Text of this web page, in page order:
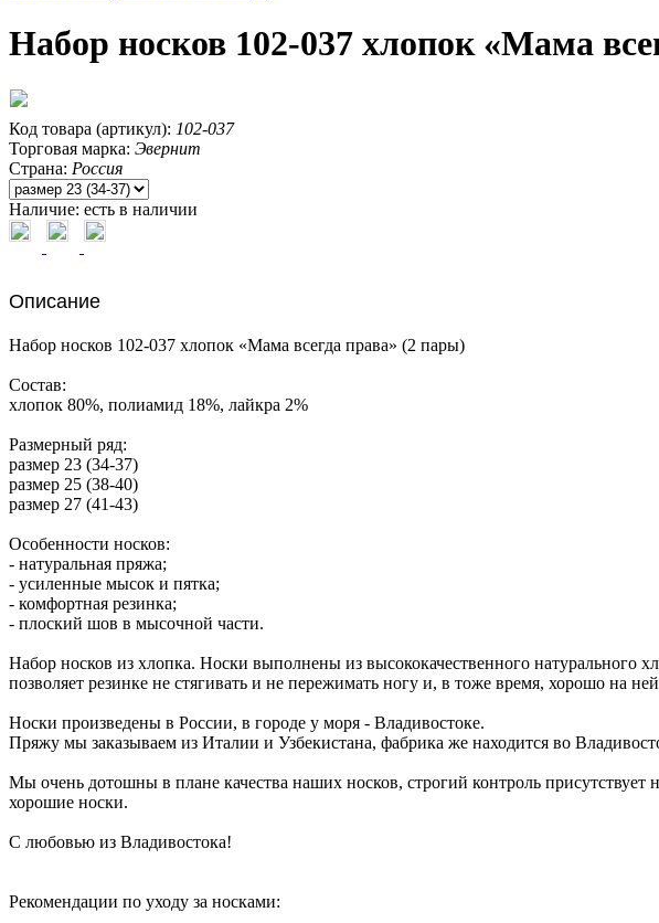
Набор носков 102-037 хлопок «Мама
Код товара (артикул): 102-037
Торговая марка: Эвернит
Страна: Россия
Наличие: есть в наличии
Описание
Набор носков 102-037 хлопок «Мама всегда права» (2 пары)
Состав:
хлопок 80%, полиамид 18%, лайкра 2%
Размерный ряд:
размер 23 (34-37)
размер 25 (38-40)
размер 27 (41-43)
Особенности носков:
- натуральная пряжа;
- усиленные мысок и пятка;
- комфортная резинка;
- плоский шов в мысочной части.
Набор носков из хлопка. Носки выполнены из высококачественного натурального
позволяет резинке не стягивать и не пережимать ногу и, в тоже время, хорошо на
Носки произведены в России, в городе у моря - Владивостоке.
Пряжу мы заказываем из Италии и Узбекистана, фабрика же находится во
Мы очень дотошны в плане качества наших носков, строгий контроль присутствует
хорошие носки.
С любовью из Владивостока!
Рекомендации по уходу за носками: